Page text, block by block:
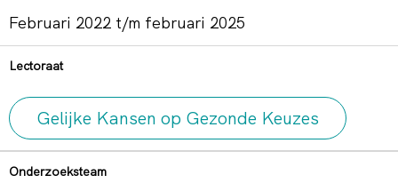
februari 2022 t/m februari 2025
Lectoraat
Gelijke Kansen op Gezonde Keuzes
Onderzoeksteam